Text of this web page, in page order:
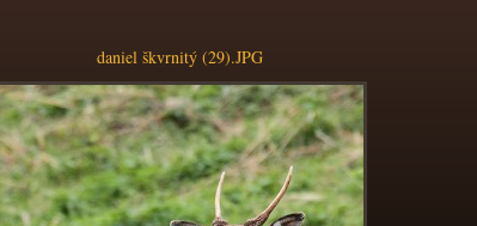
daniel škvrnitý (29).JPG